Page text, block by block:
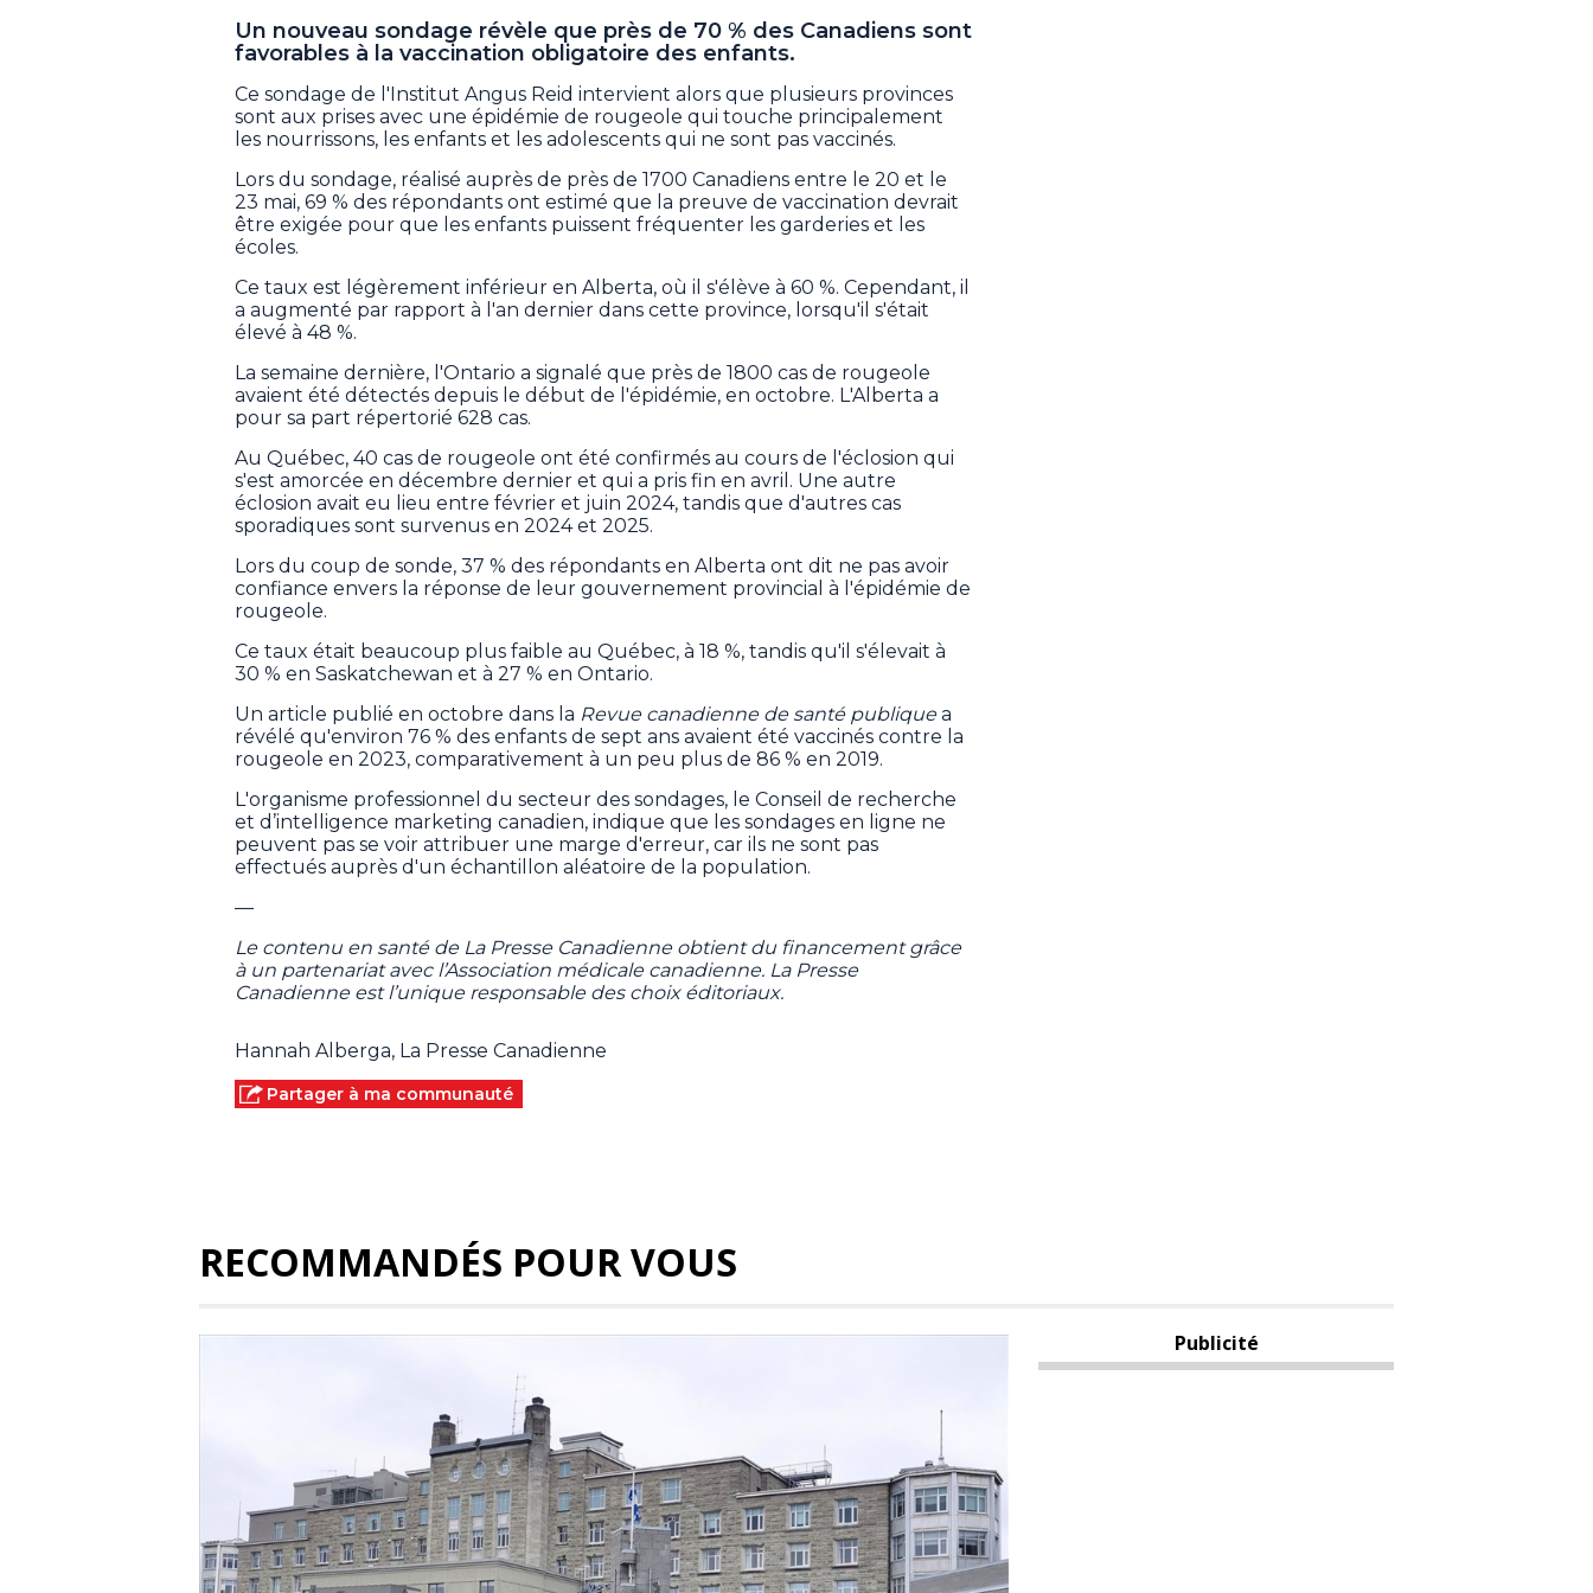
Un nouveau sondage révèle que près de 70 % des Canadiens sont
favorables à la vaccination obligatoire des enfants.
Ce sondage de l'Institut Angus Reid intervient alors que plusieurs provinces
sont aux prises avec une épidémie de rougeole qui touche principalement
les nourrissons, les enfants et les adolescents qui ne sont pas vaccinés.
Lors du sondage, réalisé auprès de près de 1700 Canadiens entre le 20 et le
23 mai, 69 % des répondants ont estimé que la preuve de vaccination devrait
être exigée pour que les enfants puissent fréquenter les garderies et les
écoles.
Ce taux est légèrement inférieur en Alberta, où il s'élève à 60 %. Cependant, il
a augmenté par rapport à l'an dernier dans cette province, lorsqu'il s'était
élevé à 48 %.
La semaine dernière, l'Ontario a signalé que près de 1800 cas de rougeole
avaient été détectés depuis le début de l'épidémie, en octobre. L'Alberta a
pour sa part répertorié 628 cas.
Au Québec, 40 cas de rougeole ont été confirmés au cours de l'éclosion qui
s'est amorcée en décembre dernier et qui a pris fin en avril. Une autre
éclosion avait eu lieu entre février et juin 2024, tandis que d'autres cas
sporadiques sont survenus en 2024 et 2025.
Lors du coup de sonde, 37 % des répondants en Alberta ont dit ne pas avoir
confiance envers la réponse de leur gouvernement provincial à l'épidémie de
rougeole.
Ce taux était beaucoup plus faible au Québec, à 18 %, tandis qu'il s'élevait à
30 % en Saskatchewan et à 27 % en Ontario.
Un article publié en octobre dans la Revue canadienne de santé publiquea
révélé qu'environ 76 % des enfants de sept ans avaient été vaccinés contre la
rougeole en 2023, comparativement à un peu plus de 86 % en 2019.
L'organisme professionnel du secteur des sondages, le Conseil de recherche
et d’intelligence marketing canadien, indique que les sondages en ligne ne
peuvent pas se voir attribuer une marge d'erreur, car ils ne sont pas
effectués auprès d'un échantillon aléatoire de la population.
—
Le contenu en santé de La Presse Canadienne obtient du financement grâce
à un partenariat avec l’Association médicale canadienne. La Presse
Canadienne est l’unique responsable des choix éditoriaux.
Hannah Alberga, La Presse Canadienne
Partager à ma communauté
RECOMMANDÉS POUR VOUS
Publicité